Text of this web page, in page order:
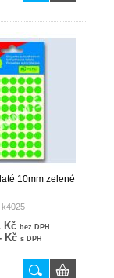
10mm zelené
k4025
Kč bez DPH
Kč s DPH